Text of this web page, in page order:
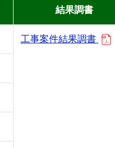
結果調書
工事案件結果調書